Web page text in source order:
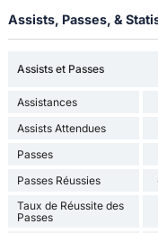
Assists, Passes, &
Assists et Passes
Assistances
Assists Attendues
Passes
Passes Réussies
Taux de Réussite des
Passes